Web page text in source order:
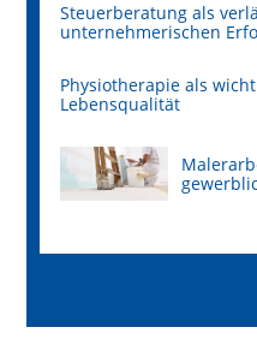
Steuerberatung als
unternehmerischen
Physiotherapie als
Lebensqualität